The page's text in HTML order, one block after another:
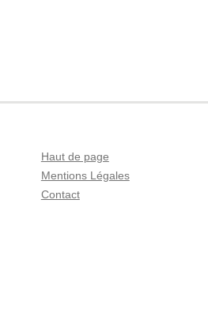
Haut de page
Mentions Légales
Contact